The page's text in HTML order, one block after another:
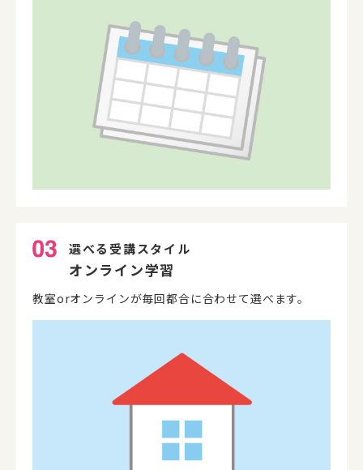
選べる受講スタイル
オンライン学習
教室orオンラインが毎回都合に合わせて選べます。